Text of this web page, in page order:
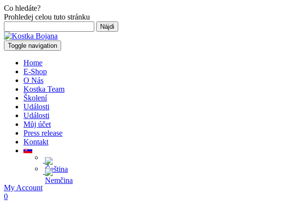
Co hledáte?
Prohledej celou tuto stránku
Toggle navigation
Home
E-Shop
O Nás
Kostka Team
Školení
Události
Události
Můj účet
Press release
Kontakt
My Account
0